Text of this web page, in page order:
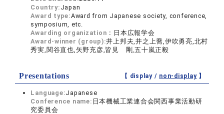
Country: Japan
Award type:Award from Japanese society, conference,
symposium, etc.
Awarding organization： 日本広報学会
Award-winner (group):井上邦夫,井之上喬,伊吹勇亮,北村
秀実,関谷直也,矢野充彦,皆見 剛,五十嵐正毅
Presentations 【 display / non-display】
Language:Japanese
Conference name: 日本機械工業連合会関西事業活動研
究委員会